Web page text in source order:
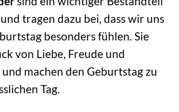
tragen dazu bei, dass wir uns
besonders fühlen. Sie
von Liebe, Freude und
machen den Geburtstag zu
Tag.